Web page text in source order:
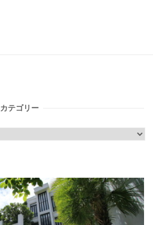
カテゴリー